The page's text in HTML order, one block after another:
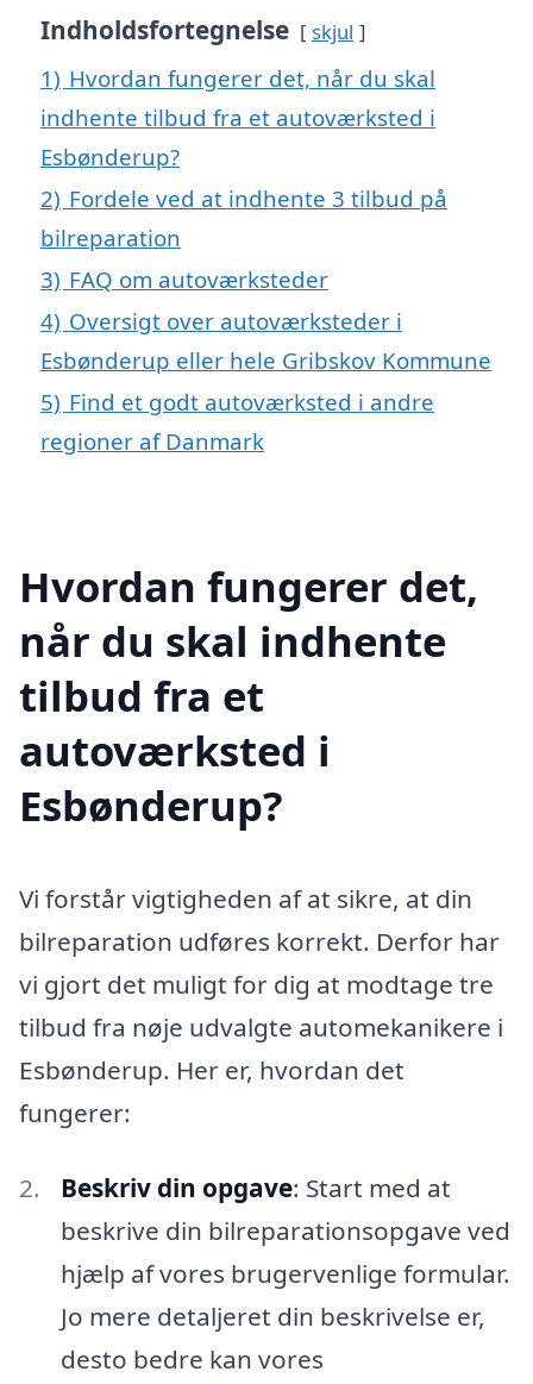
Indholdsfortegnelse skjul
1) Hvordan fungerer det, når du skal
indhente tilbud fra et autoværksted i
Esbønderup?
2) Fordele ved at indhente 3 tilbud på
bilreparation
3) FAQ om autoværksteder
4) Oversigt over autoværksteder i
Esbønderup eller hele Gribskov Kommune
5) Find et godt autoværksted i andre
regioner af Danmark
Hvordan fungerer det,
når du skal indhente
tilbud fra et
autoværksted i
Esbønderup?
Vi forstår vigtigheden af at sikre, at din
bilreparation udføres korrekt. Derfor har
vi gjort det muligt for dig at modtage tre
tilbud fra nøje udvalgte automekanikere i
Esbønderup. Her er, hvordan det
fungerer:
Beskriv din opgave: Start med at
beskrive din bilreparationsopgave ved
hjælp af vores brugervenlige formular.
Jo mere detaljeret din beskrivelse er,
desto bedre kan vores